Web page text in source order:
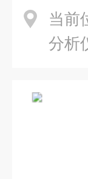
当前
分析